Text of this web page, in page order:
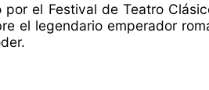
por el Festival de Teatro
el legendario emperador